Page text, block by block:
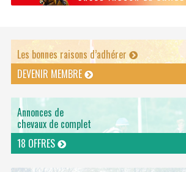
Les bonnes raisons d’adhérer
DEVENIR MEMBRE
Annonces de
chevaux de complet
18 OFFRES